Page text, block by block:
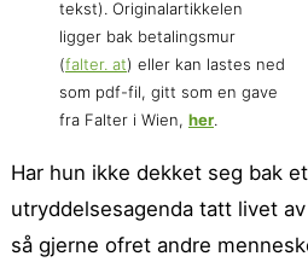
tekst). Originalartikkelen
ligger bak betalingsmur
(falter. at) eller kan lastes ned
som pdf-fil, gitt som en gave
fra Falter i Wien, her.
Har hun ikke dekket seg bak
utryddelsesagenda tatt livet
så gjerne ofret andre